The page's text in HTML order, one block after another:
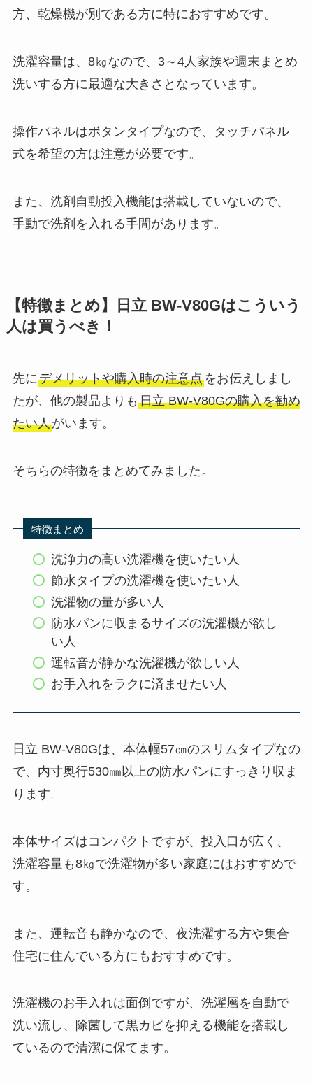
方、乾燥機が別である方に特におすすめです。
洗濯容量は、8㎏なので、3～4人家族や週末まとめ
洗いする方に最適な大きさとなっています。
操作パネルはボタンタイプなので、タッチパネル
式を希望の方は注意が必要です。
また、洗剤自動投入機能は搭載していないので、
手動で洗剤を入れる手間があります。
【特徴まとめ】日立 BW-V80Gはこういう
人は買うべき！
先にデメリットや購入時の注意点をお伝えしまし
たが、他の製品よりも 日立 BW-V80Gの購入を勧め
たい人がいます。
そちらの特徴をまとめてみました。
特徴まとめ
洗浄力の高い洗濯機を使いたい人
節水タイプの洗濯機を使いたい人
洗濯物の量が多い人
防水パンに収まるサイズの洗濯機が欲し
い人
運転音が静かな洗濯機が欲しい人
お手入れをラクに済ませたい人
日立 BW-V80Gは、本体幅57㎝のスリムタイプなの
で、内寸奥行530㎜以上の防水パンにすっきり収ま
ります。
本体サイズはコンパクトですが、投入口が広く、
洗濯容量も8㎏で洗濯物が多い家庭にはおすすめで
す。
また、運転音も静かなので、夜洗濯する方や集合
住宅に住んでいる方にもおすすめです。
洗濯機のお手入れは面倒ですが、洗濯層を自動で
洗い流し、除菌して黒カビを抑える機能を搭載し
ているので清潔に保てます。